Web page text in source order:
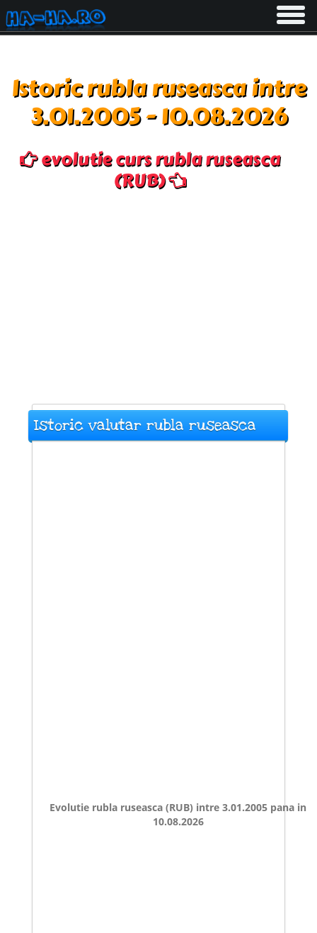
Toggle
Istoric rubla ruseasca intre
3.01.2005 - 10.08.2026
evolutie curs rubla ruseasca
(RUB)
Istoric valutar rubla ruseasca
Evolutie rubla ruseasca (RUB) intre 3.01.2005 pana in
10.08.2026